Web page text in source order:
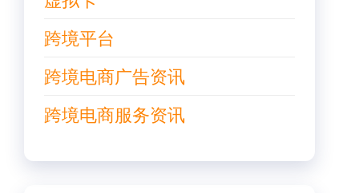
跨境平台
跨境电商广告资讯
跨境电商服务资讯